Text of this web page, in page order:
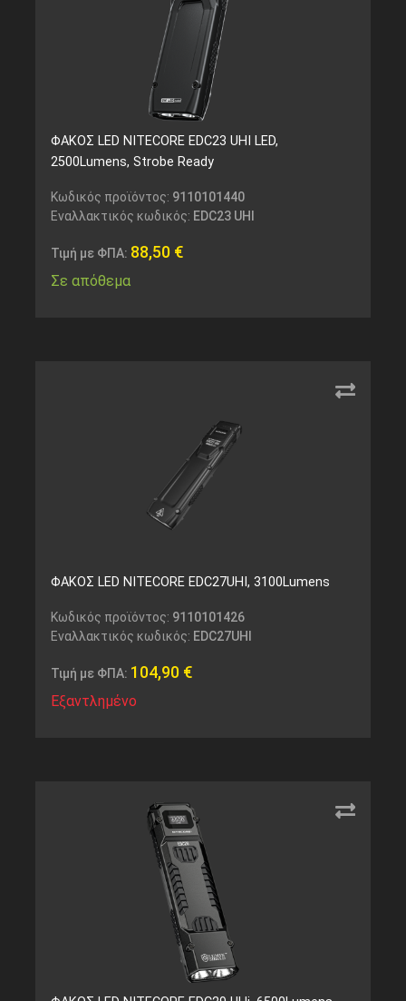
ΦΑΚΟΣ LED NITECORE EDC23 UHI LED,
2500Lumens, Strobe Ready
Κωδικός προϊόντος: 9110101440
Εναλλακτικός κωδικός: EDC23 UHI
Τιμή με ΦΠΑ: 88,50 €
Σε απόθεμα
ΦΑΚΟΣ LED NITECORE EDC27UHI, 3100Lumens
Κωδικός προϊόντος: 9110101426
Εναλλακτικός κωδικός: EDC27UHI
Τιμή με ΦΠΑ: 104,90 €
Εξαντλημένο